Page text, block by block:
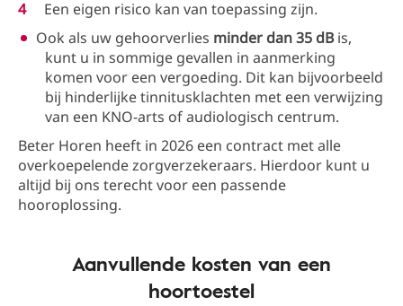
Een eigen risico kan van toepassing zijn.
Ook als uw gehoorverlies minder dan 35 dBis,
kunt u in sommige gevallen in aanmerking
komen voor een vergoeding. Dit kan bijvoorbeeld
bij hinderlijke tinnitusklachten met een verwijzing
van een KNO-arts of audiologisch centrum.
Beter Horen heeft in 2026 een contract met alle
overkoepelende zorgverzekeraars. Hierdoor kunt u
altijd bij ons terecht voor een passende
hooroplossing.
Aanvullende kosten van een
hoortoestel